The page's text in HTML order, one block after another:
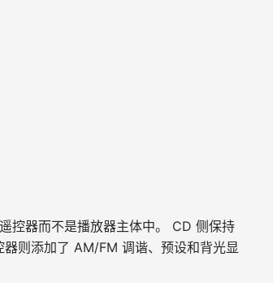
控器而不是播放器主体中。 CD 侧保持
则添加了 AM/FM 调谐、预设和背光显